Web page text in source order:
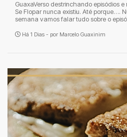
GuaxaVerso destrinchando episódios
Se Flopar nunca existiu. Até porque….
semana vamos falar tudo sobre o
Há 1 Dias - por Marcelo Guaxinim